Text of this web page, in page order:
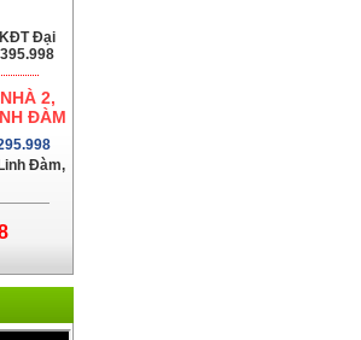
Đại
2,
ĐÀM
Đàm,